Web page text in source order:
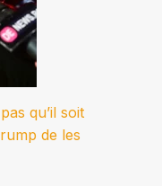
qu’il soit
de les